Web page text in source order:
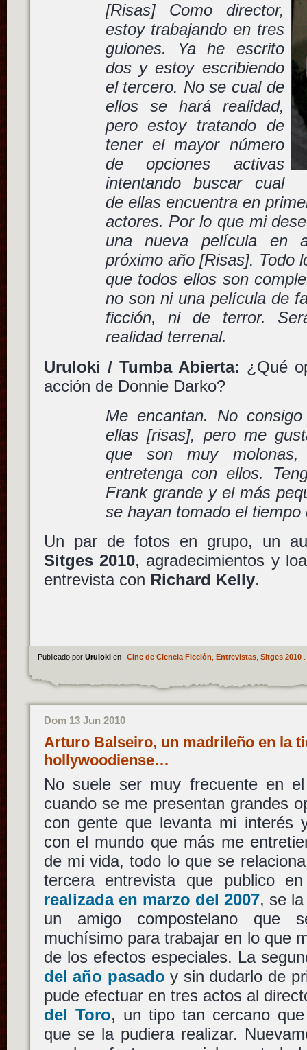
[Risas] Como director,
estoy trabajando en tres
guiones. Ya he escrito
dos y estoy escribiendo
el tercero. No se cual de
ellos se hará realidad,
pero estoy tratando de
tener el mayor número
de opciones activas
intentando buscar cual
de ellas encuentra en
actores. Por lo que mi
una nueva película en
próximo año [Risas]. Todo
que todos ellos son
no son ni una película de
ficción, ni de terror.
realidad terrenal.
Uruloki / Tumba Abierta: ¿Qué
acción de Donnie Darko?
Me encantan. No
ellas [risas], pero me
que son muy
entretenga con ellos.
Frank grande y el más
se hayan tomado el tiempo
Un par de fotos en grupo, un
Sitges 2010, agradecimientos y
entrevista con Richard Kelly.
Publicado por Uruloki en Cine de Ciencia Ficción Entrevistas, Sitges 2010.
Dom 13 Jun 2010
Arturo Balseiro, un madrileño en la
hollywoodiense…
No suele ser muy frecuente en
cuando se me presentan grandes
con gente que levanta mi interés
con el mundo que más me
de mi vida, todo lo que se
tercera entrevista que publico
realizada en marzo del 2007, se
un amigo compostelano que
muchísimo para trabajar en lo que
de los efectos especiales. La
del año pasado y sin dudarlo de
pude efectuar en tres actos al
del Toro, un tipo tan cercano
que se la pudiera realizar.